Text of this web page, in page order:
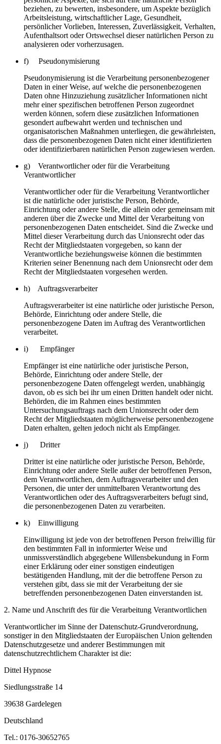
beziehen, zu bewerten, insbesondere, um Aspekte bezüglich
Arbeitsleistung, wirtschaftlicher Lage, Gesundheit,
persönlicher Vorlieben, Interessen, Zuverlässigkeit, Verhalten,
Aufenthaltsort oder Ortswechsel dieser natürlichen Person zu
analysieren oder vorherzusagen.
f) Pseudonymisierung
Pseudonymisierung ist die Verarbeitung personenbezogener
Daten in einer Weise, auf welche die personenbezogenen
Daten ohne Hinzuziehung zusätzlicher Informationen nicht
mehr einer spezifischen betroffenen Person zugeordnet
werden können, sofern diese zusätzlichen Informationen
gesondert aufbewahrt werden und technischen und
organisatorischen Maßnahmen unterliegen, die gewährleisten,
dass die personenbezogenen Daten nicht einer identifizierten
oder identifizierbaren natürlichen Person zugewiesen werden.
g) Verantwortlicher oder für die Verarbeitung
Verantwortlicher
Verantwortlicher oder für die Verarbeitung Verantwortlicher
ist die natürliche oder juristische Person, Behörde,
Einrichtung oder andere Stelle, die allein oder gemeinsam mit
anderen über die Zwecke und Mittel der Verarbeitung von
personenbezogenen Daten entscheidet. Sind die Zwecke und
Mittel dieser Verarbeitung durch das Unionsrecht oder das
Recht der Mitgliedstaaten vorgegeben, so kann der
Verantwortliche beziehungsweise können die bestimmten
Kriterien seiner Benennung nach dem Unionsrecht oder dem
Recht der Mitgliedstaaten vorgesehen werden.
h) Auftragsverarbeiter
Auftragsverarbeiter ist eine natürliche oder juristische Person,
Behörde, Einrichtung oder andere Stelle, die
personenbezogene Daten im Auftrag des Verantwortlichen
verarbeitet.
i) Empfänger
Empfänger ist eine natürliche oder juristische Person,
Behörde, Einrichtung oder andere Stelle, der
personenbezogene Daten offengelegt werden, unabhängig
davon, ob es sich bei ihr um einen Dritten handelt oder nicht.
Behörden, die im Rahmen eines bestimmten
Untersuchungsauftrags nach dem Unionsrecht oder dem
Recht der Mitgliedstaaten möglicherweise personenbezogene
Daten erhalten, gelten jedoch nicht als Empfänger.
j) Dritter
Dritter ist eine natürliche oder juristische Person, Behörde,
Einrichtung oder andere Stelle außer der betroffenen Person,
dem Verantwortlichen, dem Auftragsverarbeiter und den
Personen, die unter der unmittelbaren Verantwortung des
Verantwortlichen oder des Auftragsverarbeiters befugt sind,
die personenbezogenen Daten zu verarbeiten.
k) Einwilligung
Einwilligung ist jede von der betroffenen Person freiwillig für
den bestimmten Fall in informierter Weise und
unmissverständlich abgegebene Willensbekundung in Form
einer Erklärung oder einer sonstigen eindeutigen
bestätigenden Handlung, mit der die betroffene Person zu
verstehen gibt, dass sie mit der Verarbeitung der sie
betreffenden personenbezogenen Daten einverstanden ist.
2. Name und Anschrift des für die Verarbeitung Verantwortlichen
Verantwortlicher im Sinne der Datenschutz-Grundverordnung,
sonstiger in den Mitgliedstaaten der Europäischen Union geltenden
Datenschutzgesetze und anderer Bestimmungen mit
datenschutzrechtlichem Charakter ist die:
Dittel Hypnose
Siedlungsstraße 14
39638 Gardelegen
Deutschland
Tel.: 0176-30652765